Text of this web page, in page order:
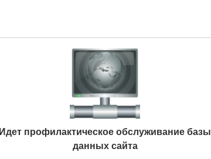
Идет профилактическое обслуживание базы
данных сайта